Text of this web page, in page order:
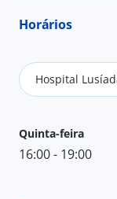
Horários
Hospital
Quinta-feira
16:00 - 19:00